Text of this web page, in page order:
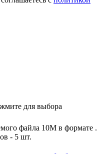
для выбора
файла 10M в формате .
- 5 шт.